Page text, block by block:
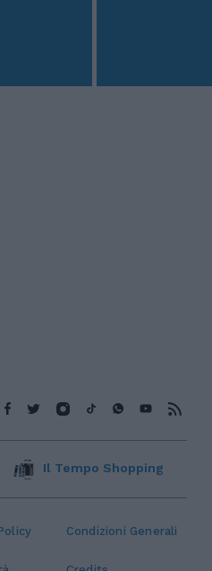
Condizioni Generali
Il Tempo Shopping